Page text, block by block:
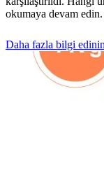
okumaya devam edin.
Daha fazla bilgi edinin